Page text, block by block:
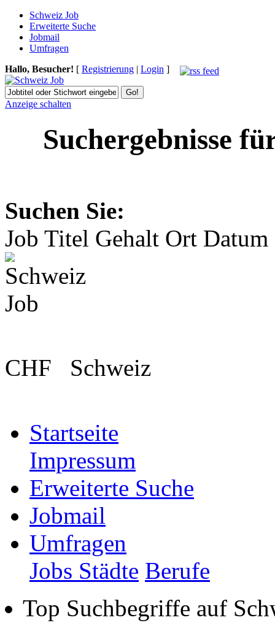
Schweiz Job
Erweiterte Suche
Jobmail
Umfragen
Hallo, Besucher! [ Registrierung | Login ]
Anzeige schalten
Suchergebnisse
Suchen Sie:
Job Titel Gehalt Ort Datum
CHF Schweiz
Startseite
Impressum
Erweiterte Suche
Jobmail
Umfragen
Jobs Städte Berufe
Top Suchbegriffe auf